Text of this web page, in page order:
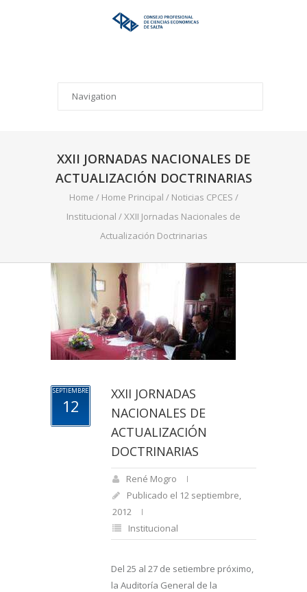
XXII JORNADAS NACIONALES DE
ACTUALIZACIÓN DOCTRINARIAS
Home / Home Principal / Noticias CPCES /
Institucional /XXII Jornadas Nacionales de
Actualización Doctrinarias
SEPTIEMBRE
12
XXII JORNADAS
NACIONALES DE
ACTUALIZACIÓN
DOCTRINARIAS
René Mogro
Publicado el 12 septiembre,
2012
Institucional
Del 25 al 27 de setiembre próximo,
la Auditoría General de la